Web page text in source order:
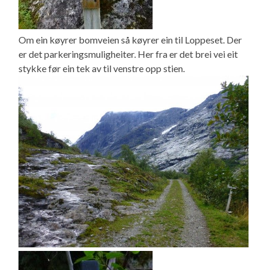
Om ein køyrer bomveien så køyrer ein til Loppeset. Der
er det parkeringsmuligheiter. Her fra er det brei vei eit
stykke før ein tek av til venstre opp stien.